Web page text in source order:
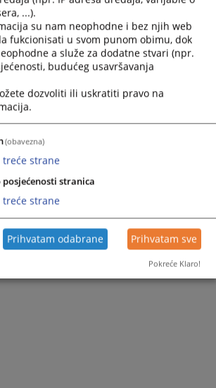
...).
su nam neophodne i bez njih web
fukcionisati u svom punom obimu, dok
a služe za dodatne stvari (npr.
budućeg usavršavanja
dozvoliti ili uskratiti pravo na
(obavezna)
treće strane
stranica
treće strane
Prihvatam odabrane Prihvatam sve
Pokreće Klaro!